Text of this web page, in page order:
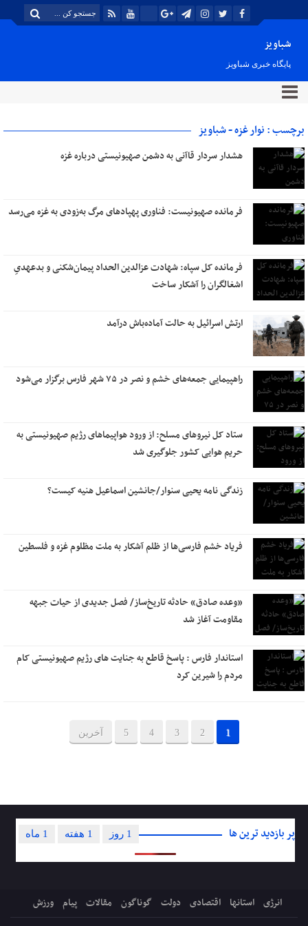
شباویز
پایگاه خبری شباویز
برچسب : نوار غزه - شباویز
هشدار سردار قاآنی به دشمن صهیونیستی درباره غزه
فرمانده صهیونیست: فناوری پهپادهای مرگ به‌زودی به غزه می‌رسد
فرمانده کل سپاه: شهادت عزالدین الحداد پیمان‌شکنی و بدعهدیِ
اشغالگران را آشکار ساخت
ارتش اسرائیل به حالت آماده‌باش درآمد
راهپیمایی جمعه‌‌های خشم و نصر در ۷۵ شهر فارس برگزار می‌شود
ستاد کل نیروهای مسلح: از ورود هواپیماهای رژیم صهیونیستی به
حریم هوایی کشور جلوگیری شد
زندگی نامه یحیی سنوار/جانشین اسماعیل هنیه کیست؟
فریاد خشم فارسی‌ها از ظلم آشکار به ملت مظلوم غزه و فلسطین
«وعده صادق» حادثه‌ تاریخ‌ساز/ فصل جدیدی از حیات جبهه
مقاومت آغاز شد
استاندار فارس : پاسخ قاطع به جنایت های رژیم صهیونیستی کام
مردم را شیرین کرد
1
2
3
4
5 آخرین
پر بازدید ترین ها 1 ماه 1 هفته 1 روز
انرژی استانها اقتصادی دولت گوناگون مقالات پیام ورزش